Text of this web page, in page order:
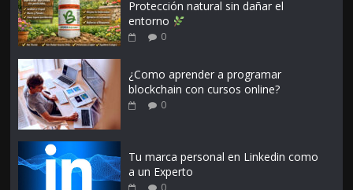
Protección natural sin dañar el
entorno
0
¿Como aprender a programar
blockchain con cursos online?
0
Tu marca personal en Linkedin como
a un Experto